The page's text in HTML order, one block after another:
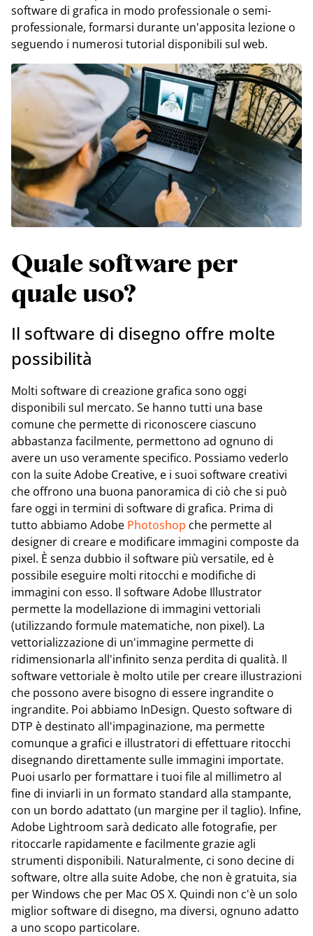
software di grafica in modo professionale o semi-
professionale, formarsi durante un'apposita lezione o
seguendo i numerosi tutorial disponibili sul web.
Quale software per
quale uso?
Il software di disegno offre molte
possibilità
Molti software di creazione grafica sono oggi
disponibili sul mercato. Se hanno tutti una base
comune che permette di riconoscere ciascuno
abbastanza facilmente, permettono ad ognuno di
avere un uso veramente specifico. Possiamo vederlo
con la suite Adobe Creative, e i suoi software creativi
che offrono una buona panoramica di ciò che si può
fare oggi in termini di software di grafica. Prima di
tutto abbiamo Adobe Photoshop che permette al
designer di creare e modificare immagini composte da
pixel. È senza dubbio il software più versatile, ed è
possibile eseguire molti ritocchi e modifiche di
immagini con esso. Il software Adobe Illustrator
permette la modellazione di immagini vettoriali
(utilizzando formule matematiche, non pixel). La
vettorializzazione di un'immagine permette di
ridimensionarla all'infinito senza perdita di qualità. Il
software vettoriale è molto utile per creare illustrazioni
che possono avere bisogno di essere ingrandite o
ingrandite. Poi abbiamo InDesign. Questo software di
DTP è destinato all'impaginazione, ma permette
comunque a grafici e illustratori di effettuare ritocchi
disegnando direttamente sulle immagini importate.
Puoi usarlo per formattare i tuoi file al millimetro al
fine di inviarli in un formato standard alla stampante,
con un bordo adattato (un margine per il taglio). Infine,
Adobe Lightroom sarà dedicato alle fotografie, per
ritoccarle rapidamente e facilmente grazie agli
strumenti disponibili. Naturalmente, ci sono decine di
software, oltre alla suite Adobe, che non è gratuita, sia
per Windows che per Mac OS X. Quindi non c'è un solo
miglior software di disegno, ma diversi, ognuno adatto
a uno scopo particolare.